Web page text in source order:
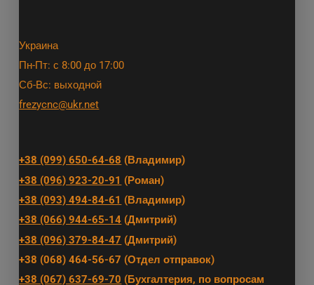
Украина
Пн-Пт: с 8:00 до 17:00
Сб-Вс: выходной
frezycnc@ukr.net
+38 (099) 650-64-68 (Владимир)
+38 (096) 923-20-91 (Роман)
+38 (093) 494-84-61 (Владимир)
+38 (066) 944-65-14 (Дмитрий)
+38 (096) 379-84-47 (Дмитрий)
+38 (068) 464-56-67 (Отдел отправок)
+38 (067) 637-69-70 (Бухгалтерия, по вопросам